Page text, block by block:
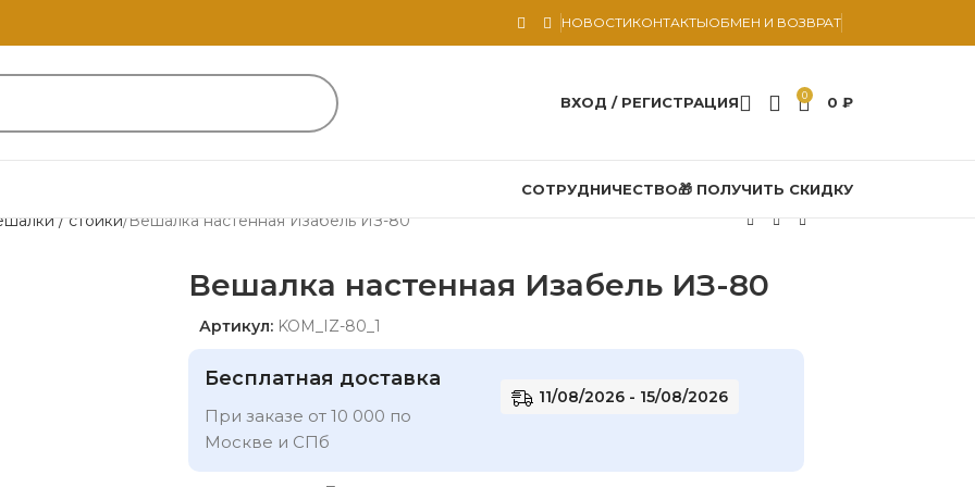
НОВОСТИКОНТАКТЫОБМЕН И ВОЗВРАТ
ВХОД / РЕГИСТРАЦИЯ 0 0 ₽
СОТРУДНИЧЕСТВО🎁 ПОЛУЧИТЬ СКИДКУ
/ стойки Вешалка настенная Изабель ИЗ-80
Вешалка настенная Изабель ИЗ-80
Артикул: KOM_IZ-80_1
Бесплатная доставка
При заказе от 10 000 по
Москве и СПб
11/08/2026 - 15/08/2026